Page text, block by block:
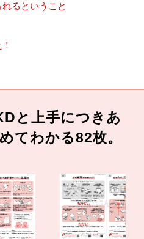
れるということ
と上手につきあ
てわかる82枚。